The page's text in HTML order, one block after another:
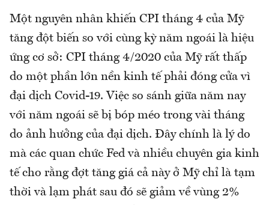
Một nguyên nhân khiến CPI tháng 4 của Mỹ
tăng đột biến so với cùng kỳ năm ngoái là hiệu
ứng cơ sở: CPI tháng 4/2020 của Mỹ rất thấp
do một phần lớn nền kinh tế phải đóng cửa vì
đại dịch Covid-19. Việc so sánh giữa năm nay
với năm ngoái sẽ bị bóp méo trong vài tháng
do ảnh hưởng của đại dịch. Đây chính là lý do
mà các quan chức Fed và nhiều chuyên gia kinh
tế cho rằng đợt tăng giá cả này ở Mỹ chỉ là tạm
thời và lạm phát sau đó sẽ giảm về vùng 2%